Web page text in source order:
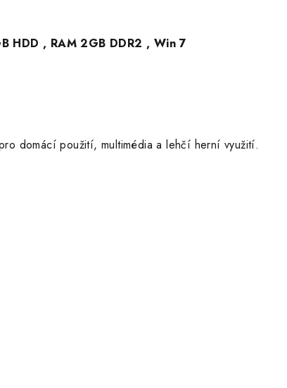
, RAM 2GB DDR2 , Win 7
domácí použití, multimédia a lehčí herní využití.